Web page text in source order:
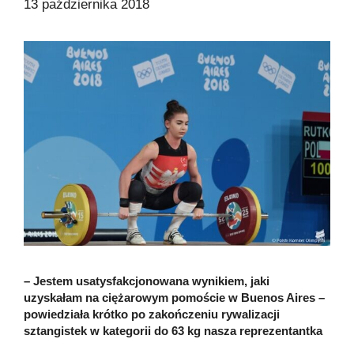
13 października 2018
– Jestem usatysfakcjonowana wynikiem, jaki
uzyskałam na ciężarowym pomoście w Buenos Aires –
powiedziała krótko po zakończeniu rywalizacji
sztangistek w kategorii do 63 kg nasza reprezentantka